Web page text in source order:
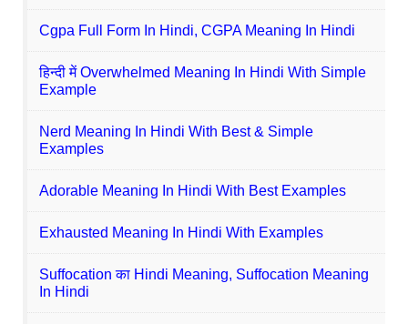
Cgpa Full Form In Hindi, CGPA Meaning In Hindi
हिन्दी में Overwhelmed Meaning In Hindi With Simple
Example
Nerd Meaning In Hindi With Best & Simple
Examples
Adorable Meaning In Hindi With Best Examples
Exhausted Meaning In Hindi With Examples
Suffocation का Hindi Meaning, Suffocation Meaning
In Hindi